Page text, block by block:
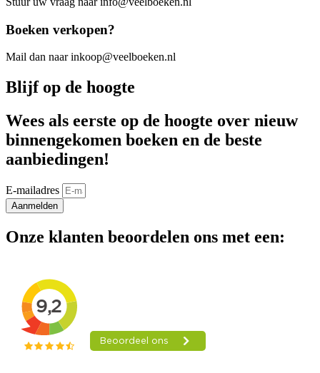
Boeken verkopen?
Mail dan naar inkoop@veelboeken.nl
Blijf op de hoogte
Wees als eerste op de hoogte over nieuw
binnengekomen boeken en de beste
aanbiedingen!
E-mailadres
Aanmelden
Onze klanten beoordelen ons met een: